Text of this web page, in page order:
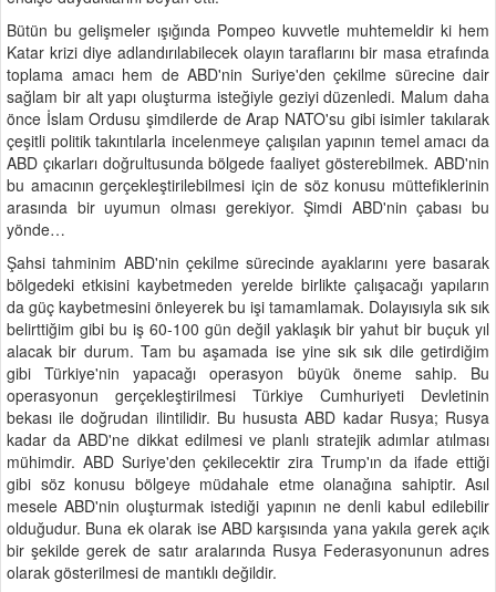
Bütün bu gelişmeler ışığında Pompeo kuvvetle muhtemeldir ki hem
Katar krizi diye adlandırılabilecek olayın taraflarını bir masa etrafında
toplama amacı hem de ABD'nin Suriye'den çekilme sürecine dair
sağlam bir alt yapı oluşturma isteğiyle geziyi düzenledi. Malum daha
önce İslam Ordusu şimdilerde de Arap NATO'su gibi isimler takılarak
çeşitli politik takıntılarla incelenmeye çalışılan yapının temel amacı da
ABD çıkarları doğrultusunda bölgede faaliyet gösterebilmek. ABD'nin
bu amacının gerçekleştirilebilmesi için de söz konusu müttefiklerinin
arasında bir uyumun olması gerekiyor. Şimdi ABD'nin çabası bu
yönde…
Şahsi tahminim ABD'nin çekilme sürecinde ayaklarını yere basarak
bölgedeki etkisini kaybetmeden yerelde birlikte çalışacağı yapıların
da güç kaybetmesini önleyerek bu işi tamamlamak. Dolayısıyla sık sık
belirttiğim gibi bu iş 60-100 gün değil yaklaşık bir yahut bir buçuk yıl
alacak bir durum. Tam bu aşamada ise yine sık sık dile getirdiğim
gibi Türkiye'nin yapacağı operasyon büyük öneme sahip. Bu
operasyonun gerçekleştirilmesi Türkiye Cumhuriyeti Devletinin
bekası ile doğrudan ilintilidir. Bu hususta ABD kadar Rusya; Rusya
kadar da ABD'ne dikkat edilmesi ve planlı stratejik adımlar atılması
mühimdir. ABD Suriye'den çekilecektir zira Trump'ın da ifade ettiği
gibi söz konusu bölgeye müdahale etme olanağına sahiptir. Asıl
mesele ABD'nin oluşturmak istediği yapının ne denli kabul edilebilir
olduğudur. Buna ek olarak ise ABD karşısında yana yakıla gerek açık
bir şekilde gerek de satır aralarında Rusya Federasyonunun adres
olarak gösterilmesi de mantıklı değildir.